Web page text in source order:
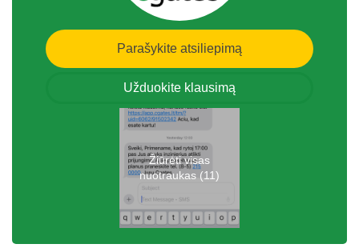
Parašykite atsiliepimą
Užduokite klausimą
Žiūrėti visas
nuotraukas (11)